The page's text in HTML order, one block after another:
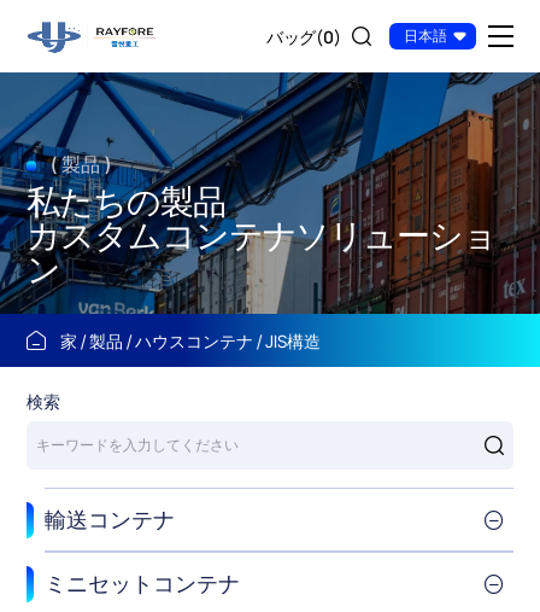
JIS
20
フ
ィ
ー
ト
コ
ン
テ
ナ
ス
バッグ(0) 日本語
( 製品 )
私たちの製品
カスタムコンテナソリューショ
ン
家 製品 ハウスコンテナ JIS構造
検索
輸送コンテナ
ミニセットコンテナ